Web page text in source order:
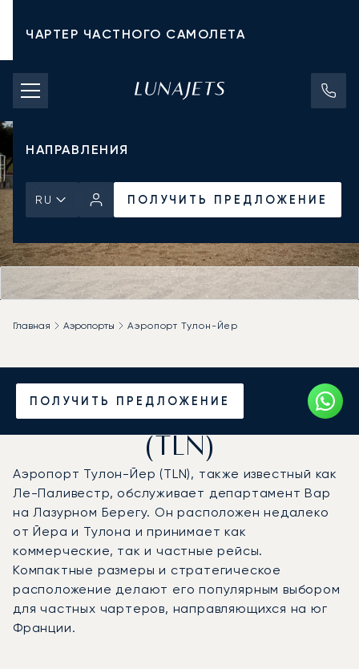
ЧАРТЕР ЧАСТНОГО САМОЛЕТА
СТОИМОСТЬ ЧАРТЕРА
ЧАСТНЫЕ САМОЛЕТЫ
НАПРАВЛЕНИЯ
RU ПОЛУЧИТЬ ПРЕДЛОЖЕНИЕ
ПОЛУЧИТЬ ПРЕДЛОЖЕНИЕ
Главная Аэропорты Аэропорт Тулон-Йер
Частный джет в
аэропорт Тулон-Йер
(TLN)
Аэропорт Тулон-Йер (TLN), также известный как
Ле-Паливестр, обслуживает департамент Вар
на Лазурном Берегу. Он расположен недалеко
от Йера и Тулона и принимает как
коммерческие, так и частные рейсы.
Компактные размеры и стратегическое
расположение делают его популярным выбором
для частных чартеров, направляющихся на юг
Франции.